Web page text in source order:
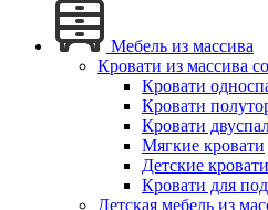
Мебель из массива
Кровати из массива
Кровати
Кровати
Кровати
Мягкие кровати
Детские кровати
Кровати для
Детская мебель из